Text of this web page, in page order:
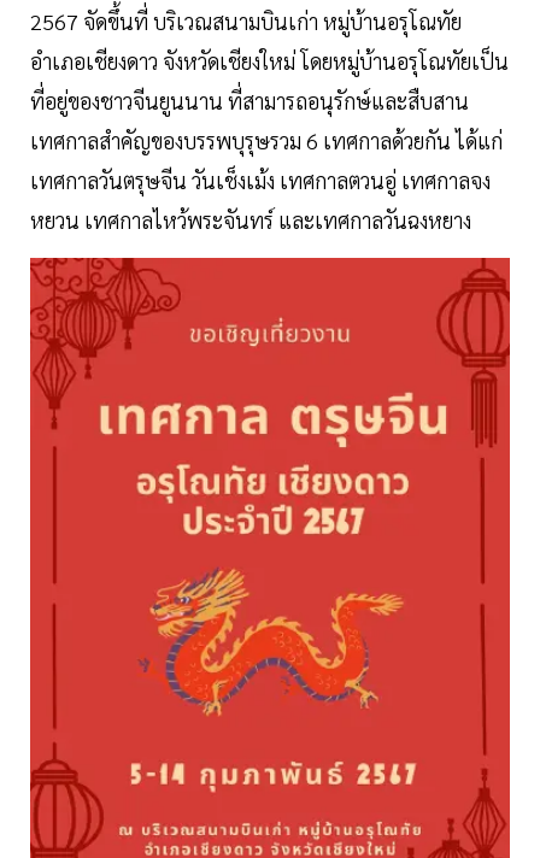
2567 จัดขึ้นที่ บริเวณสนามบินเก่า หมู่บ้านอรุโณทัย
อำเภอเชียงดาว จังหวัดเชียงใหม่ โดยหมู่บ้านอรุโณทัยเป็น
ที่อยู่ของชาวจีนยูนนาน ที่สามารถอนุรักษ์และสืบสาน
เทศกาลสำคัญของบรรพบุรุษรวม 6 เทศกาลด้วยกัน ได้แก่
เทศกาลวันตรุษจีน วันเช็งเม้ง เทศกาลตวนอู่ เทศกาลจง
หยวน เทศกาลไหว้พระจันทร์ และเทศกาลวันฉงหยาง